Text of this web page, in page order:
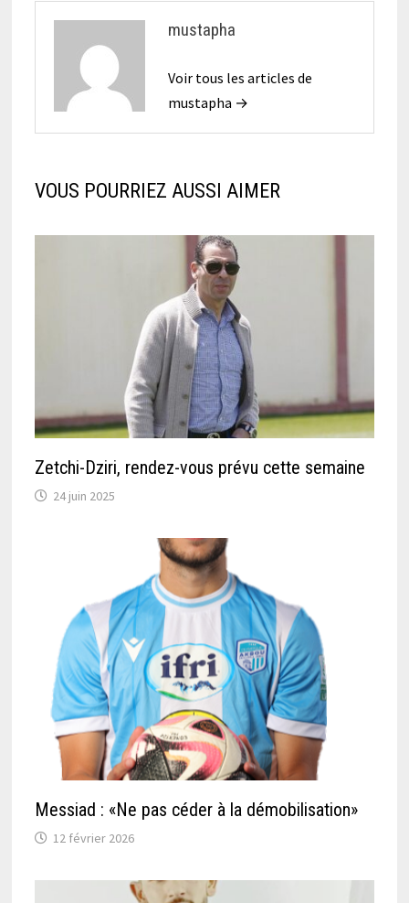
mustapha
Voir tous les articles de
mustapha →
VOUS POURRIEZ AUSSI AIMER
Zetchi-Dziri, rendez-vous prévu cette semaine
24 juin 2025
Messiad : «Ne pas céder à la démobilisation»
12 février 2026